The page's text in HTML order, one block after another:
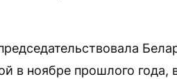
в ноябре прошлого